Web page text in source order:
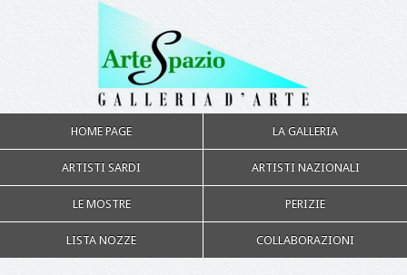
HOME PAGE LA GALLERIA
ARTISTI SARDI ARTISTI NAZIONALI
LE MOSTRE PERIZIE
LISTA NOZZE COLLABORAZIONI